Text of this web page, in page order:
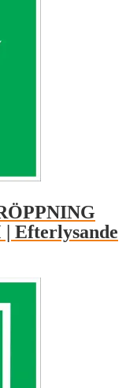
Efterlysande